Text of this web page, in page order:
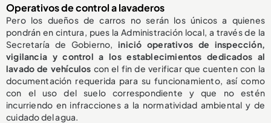
Operativos de control a lavaderos
Pero los dueños de carros no serán los únicos a quienes
pondrán en cintura, pues la Administración local, a través de la
Secretaría de Gobierno,inició operativos de inspección,
vigilancia y control a los establecimientos dedicados al
lavado de vehículos con el fin de verificar que cuenten con la
documentación requerida para su funcionamiento, así como
con el uso del suelo correspondiente y que no estén
incurriendo en infracciones a la normatividad ambiental y de
cuidado del agua.